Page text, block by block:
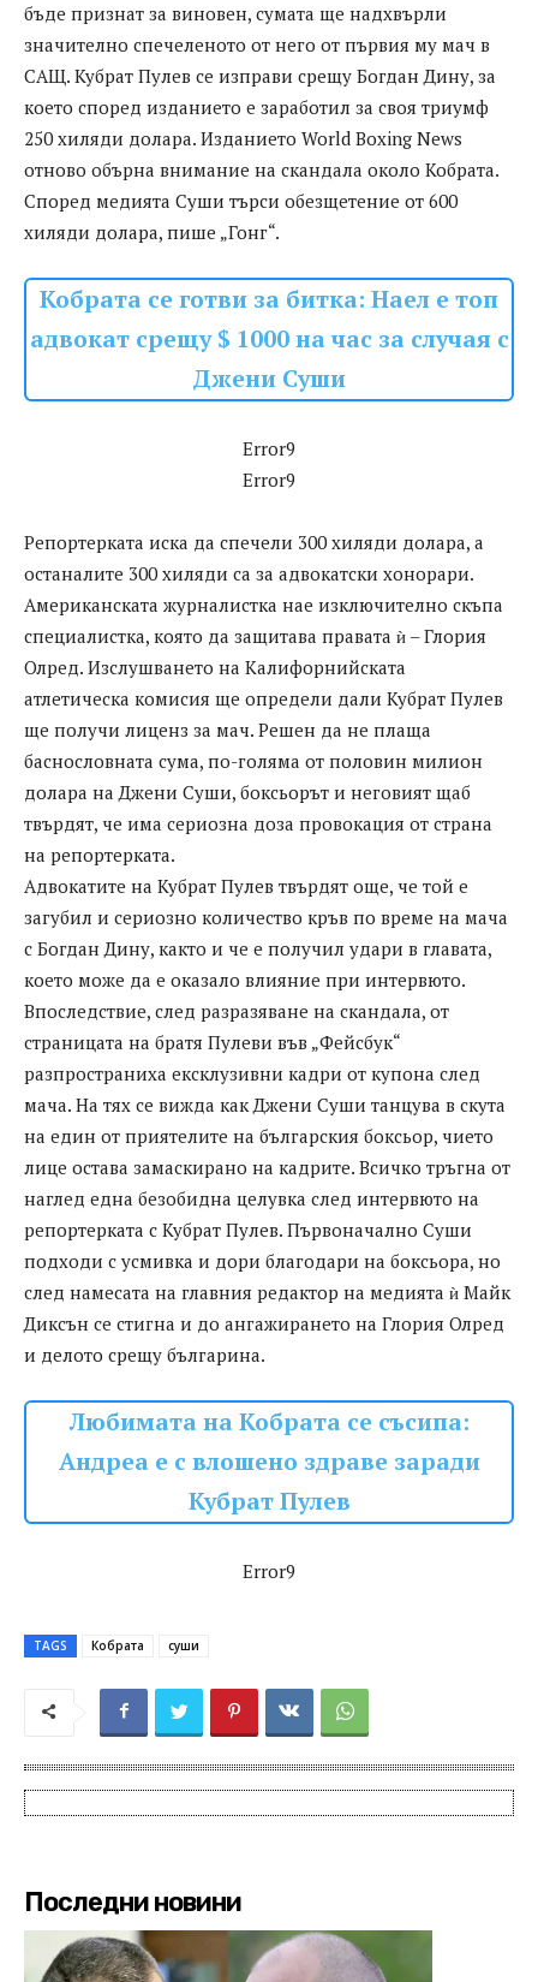
бъде признат за виновен, сумата ще надхвърли
значително спечеленото от него от първия му мач в
САЩ. Кубрат Пулев се изправи срещу Богдан Дину, за
което според изданието е заработил за своя триумф
250 хиляди долара. Изданието World Boxing News
отново обърна внимание на скандала около Кобрата.
Според медията Суши търси обезщетение от 600
хиляди долара, пише „Гонг“.
Кобрата се готви за битка: Наел е топ
адвокат срещу $ 1000 на час за случая с
Джени Суши
Error9
Error9
Репортерката иска да спечели 300 хиляди долара, а
останалите 300 хиляди са за адвокатски хонорари.
Американската журналистка нае изключително скъпа
специалистка, която да защитава правата ѝ – Глория
Олред. Изслушването на Калифорнийската
атлетическа комисия ще определи дали Кубрат Пулев
ще получи лиценз за мач. Решен да не плаща
баснословната сума, по-голяма от половин милион
долара на Джени Суши, боксьорът и неговият щаб
твърдят, че има сериозна доза провокация от страна
на репортерката.
Адвокатите на Кубрат Пулев твърдят още, че той е
загубил и сериозно количество кръв по време на мача
с Богдан Дину, както и че е получил удари в главата,
което може да е оказало влияние при интервюто.
Впоследствие, след разразяване на скандала, от
страницата на братя Пулеви във „Фейсбук“
разпространиха ексклузивни кадри от купона след
мача. На тях се вижда как Джени Суши танцува в скута
на един от приятелите на българския боксьор, чието
лице остава замаскирано на кадрите. Всичко тръгна от
наглед една безобидна целувка след интервюто на
репортерката с Кубрат Пулев. Първоначално Суши
подходи с усмивка и дори благодари на боксьора, но
след намесата на главния редактор на медията ѝ Майк
Диксън се стигна и до ангажирането на Глория Олред
и делото срещу българина.
Любимата на Кобрата се съсипа:
Андреа е с влошено здраве заради
Кубрат Пулев
Error9
TAGS Кобрата суши
Последни новини